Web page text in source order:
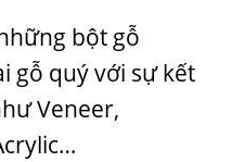
bột gỗ
gỗ quý với sự kết
Veneer,